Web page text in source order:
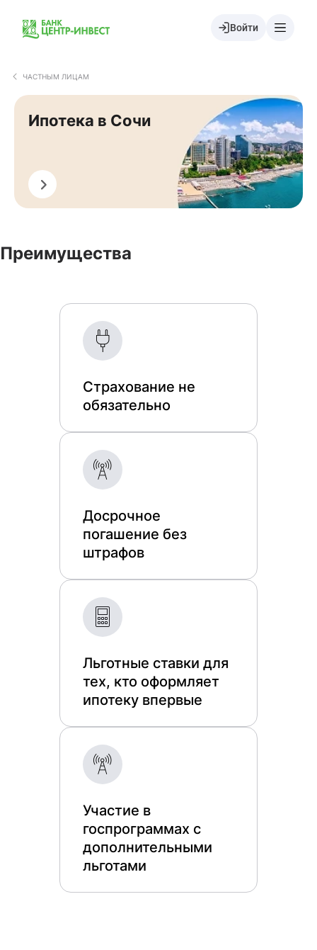
Войти
ЧАСТНЫМ ЛИЦАМ
Ипотека в Сочи
Оформить
Преимущества
Страхование не
обязательно
Досрочное
погашение без
штрафов
Льготные ставки для
тех, кто оформляет
ипотеку впервые
Участие в
госпрограммах с
дополнительными
льготами